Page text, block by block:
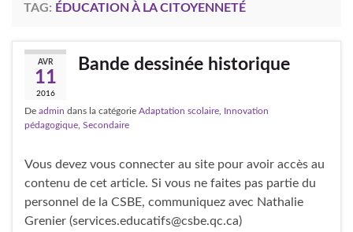
TAG: ÉDUCATION À LA CITOYENNETÉ
AVR
11
2016
Bande dessinée historique
De admin dans la catégorie Adaptation scolaire Innovation
pédagogique Secondaire
Vous devez vous connecter au site pour avoir accès au
contenu de cet article. Si vous ne faites pas partie du
personnel de la CSBE, communiquez avec Nathalie
Grenier (services.educatifs@csbe.qc.ca)